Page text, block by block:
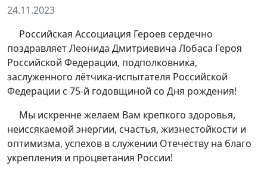
24.11.2023
Российская Ассоциация Героев сердечно
поздравляет Леонида Дмитриевича Лобаса Героя
Российской Федерации, подполковника,
заслуженного лётчика-испытателя Российской
Федерации с 75-й годовщиной со Дня рождения!
Мы искренне желаем Вам крепкого здоровья,
неиссякаемой энергии, счастья, жизнестойкости и
оптимизма, успехов в служении Отечеству на благо
укрепления и процветания России!